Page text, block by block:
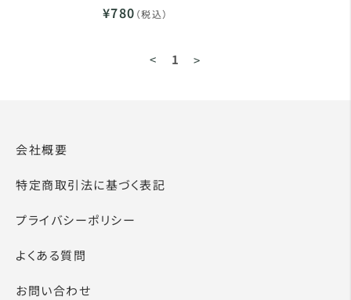
¥780 （税込）
< 1 >
会社概要
特定商取引法に基づく表記
プライバシーポリシー
よくある質問
お問い合わせ